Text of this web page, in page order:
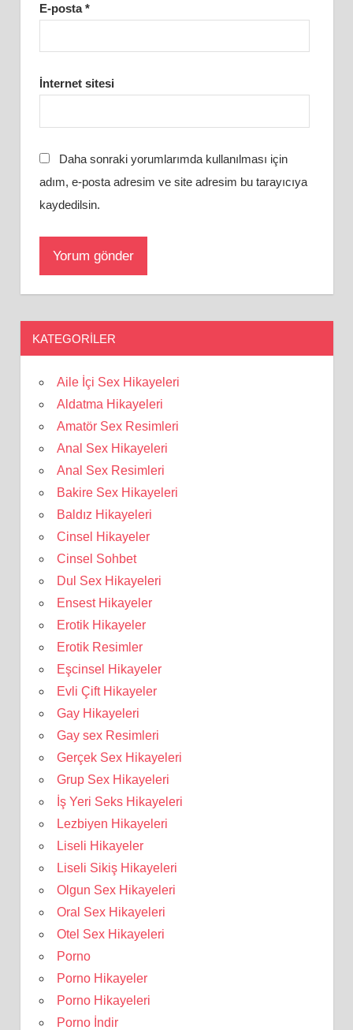
E-posta*
İnternet sitesi
Daha sonraki yorumlarımda kullanılması için
adım, e-posta adresim ve site adresim bu tarayıcıya
kaydedilsin.
KATEGORILER
Aile İçi Sex Hikayeleri
Aldatma Hikayeleri
Amatör Sex Resimleri
Anal Sex Hikayeleri
Anal Sex Resimleri
Bakire Sex Hikayeleri
Baldız Hikayeleri
Cinsel Hikayeler
Cinsel Sohbet
Dul Sex Hikayeleri
Ensest Hikayeler
Erotik Hikayeler
Erotik Resimler
Eşcinsel Hikayeler
Evli Çift Hikayeler
Gay Hikayeleri
Gay sex Resimleri
Gerçek Sex Hikayeleri
Grup Sex Hikayeleri
İş Yeri Seks Hikayeleri
Lezbiyen Hikayeleri
Liseli Hikayeler
Liseli Sikiş Hikayeleri
Olgun Sex Hikayeleri
Oral Sex Hikayeleri
Otel Sex Hikayeleri
Porno
Porno Hikayeler
Porno Hikayeleri
Porno İndir